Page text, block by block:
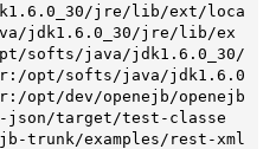
jre/lib/ext/loca
jdk1.6.0_30/jre/lib/ex
softs/java/jdk1.6.0_30/
opt/softs/java/jdk1.6.0
opt/dev/openejb/openejb
json/target/test-classe
trunk/examples/rest-xml